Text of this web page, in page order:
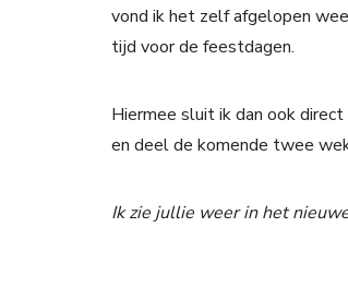
vond ik het zelf afgelopen
tijd voor de feestdagen.
Hiermee sluit ik dan ook
en deel de komende twee
Ik zie jullie weer in het